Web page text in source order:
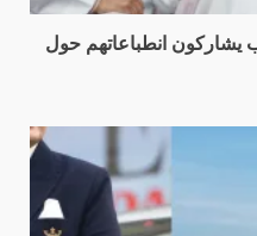
يشاركون انطباعاتهم حول